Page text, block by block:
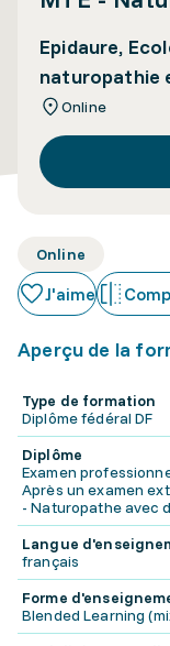
Epidaure,
naturopathie
Online
Online
J'aime
Aperçu de la
Type de formation
Diplôme fédéral DF
Diplôme
Examen
Après un examen
- Naturopathe avec
Langue
français
Forme
Blended Learning